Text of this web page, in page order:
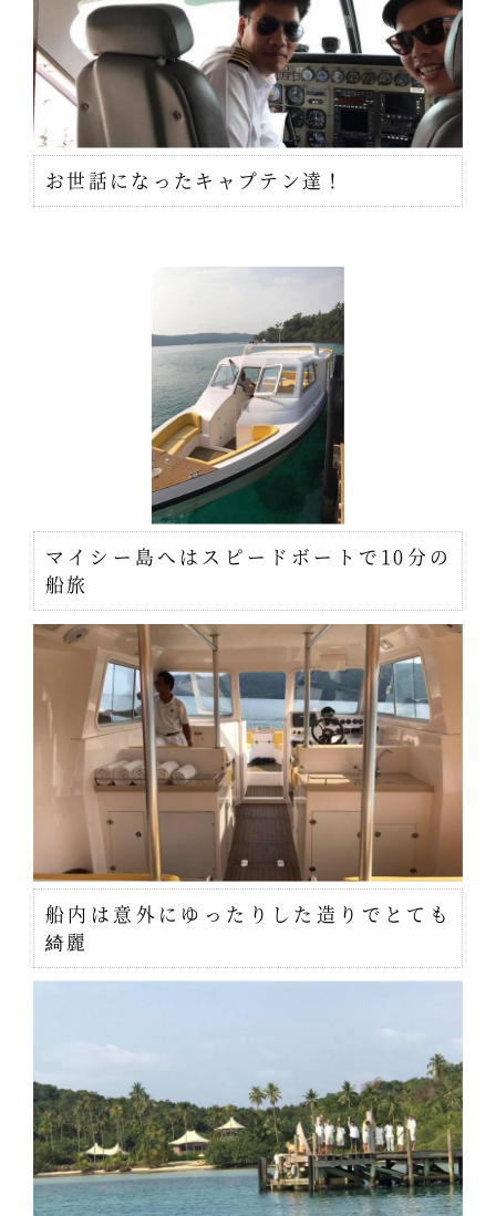
お世話になったキャプテン達！
マイシー島へはスピードボートで10分の
船旅
船内は意外にゆったりした造りでとても
綺麗